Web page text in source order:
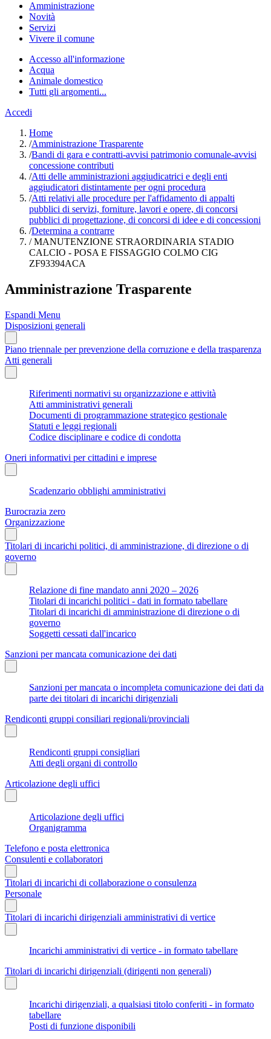
Amministrazione
Novità
Servizi
Vivere il comune
Accesso all'informazione
Acqua
Animale domestico
Tutti gli argomenti...
Accedi
Home
/Amministrazione Trasparente
/Bandi di gara e contratti-avvisi patrimonio comunale-avvisi
concessione contributi
/Atti delle amministrazioni aggiudicatrici e degli enti
aggiudicatori distintamente per ogni procedura
/Atti relativi alle procedure per l'affidamento di appalti
pubblici di servizi, forniture, lavori e opere, di concorsi
pubblici di progettazione, di concorsi di idee e di concessioni
/Determina a contrarre
/MANUTENZIONE STRAORDINARIA STADIO
CALCIO - POSA E FISSAGGIO COLMO CIG
ZF93394ACA
Amministrazione Trasparente
Espandi Menu
Disposizioni generali
Piano triennale per prevenzione della corruzione e della trasparenza
Atti generali
Riferimenti normativi su organizzazione e attività
Atti amministrativi generali
Documenti di programmazione strategico gestionale
Statuti e leggi regionali
Codice disciplinare e codice di condotta
Oneri informativi per cittadini e imprese
Scadenzario obblighi amministrativi
Burocrazia zero
Organizzazione
Titolari di incarichi politici, di amministrazione, di direzione o di
governo
Relazione di fine mandato anni 2020 – 2026
Titolari di incarichi politici - dati in formato tabellare
Titolari di incarichi di amministrazione di direzione o di
governo
Soggetti cessati dall'incarico
Sanzioni per mancata comunicazione dei dati
Sanzioni per mancata o incompleta comunicazione dei dati da
parte dei titolari di incarichi dirigenziali
Rendiconti gruppi consiliari regionali/provinciali
Rendiconti gruppi consigliari
Atti degli organi di controllo
Articolazione degli uffici
Articolazione degli uffici
Organigramma
Telefono e posta elettronica
Consulenti e collaboratori
Titolari di incarichi di collaborazione o consulenza
Personale
Titolari di incarichi dirigenziali amministrativi di vertice
Incarichi amministrativi di vertice - in formato tabellare
Titolari di incarichi dirigenziali (dirigenti non generali)
Incarichi dirigenziali, a qualsiasi titolo conferiti - in formato
tabellare
Posti di funzione disponibili